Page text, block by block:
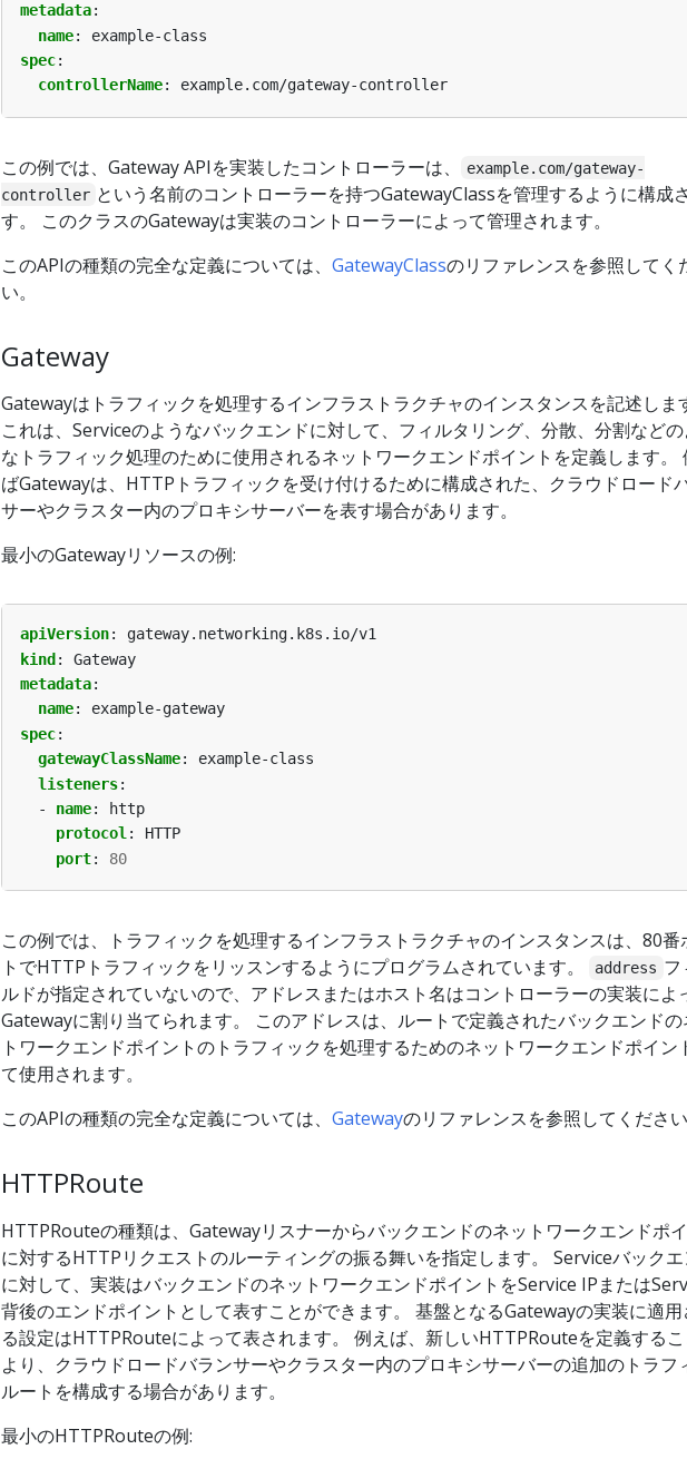
metadata:
name:
example-class
spec:
controllerName: example.com/gateway-controller
この例では、Gateway APIを実装したコントローラーは、
example.com/gateway-
controller という名前のコントローラーを持つGatewayClassを管理するように構成
す。 このクラスのGatewayは実装のコントローラーによって管理されます。
このAPIの種類の完全な定義については、 GatewayClassのリファレンスを参照してく
い。
Gateway
Gatewayはトラフィックを処理するインフラストラクチャのインスタンスを記述しま
これは、Serviceのようなバックエンドに対して、フィルタリング、分散、分割などの
なトラフィック処理のために使用されるネットワークエンドポイントを定義します。
ばGatewayは、HTTPトラフィックを受け付けるために構成された、クラウドロード
サーやクラスター内のプロキシサーバーを表す場合があります。
最小のGatewayリソースの例:
apiVersion:
gateway.networking.k8s.io/v1
kind :
Gateway
metadata:
name:
example-gateway
spec:
gatewayClassName:
example-class
listeners:
- name:
http
protocol:
HTTP
port: 80
この例では、トラフィックを処理するインフラストラクチャのインスタンスは、80番
トでHTTPトラフィックをリッスンするようにプログラムされています。
address フ
ルドが指定されていないので、アドレスまたはホスト名はコントローラーの実装によ
Gatewayに割り当てられます。 このアドレスは、ルートで定義されたバックエンドの
トワークエンドポイントのトラフィックを処理するためのネットワークエンドポイン
て使用されます。
このAPIの種類の完全な定義については、 Gatewayのリファレンスを参照してください
HTTPRoute
HTTPRouteの種類は、Gatewayリスナーからバックエンドのネットワークエンドポ
に対するHTTPリクエストのルーティングの振る舞いを指定します。 Serviceバックエ
に対して、実装はバックエンドのネットワークエンドポイントをService IPまたは
背後のエンドポイントとして表すことができます。 基盤となるGatewayの実装に適
る設定はHTTPRouteによって表されます。 例えば、新しいHTTPRouteを定義する
より、クラウドロードバランサーやクラスター内のプロキシサーバーの追加のトラフ
ルートを構成する場合があります。
最小のHTTPRouteの例: